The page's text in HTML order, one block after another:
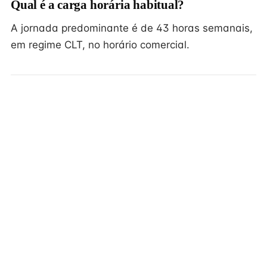
Qual é a carga horária habitual?
A jornada predominante é de 43 horas semanais,
em regime CLT, no horário comercial.